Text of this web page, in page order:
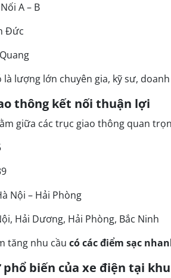
A – B
Đức
là lượng lớn chuyên gia, kỹ sư,
thông kết nối thuận lợi
giữa các trục giao thông quan
Nội – Hải Phòng
Hải Dương, Hải Phòng, Bắc Ninh
tăng nhu cầu có các điểm sạc
phổ biến của xe điện tại